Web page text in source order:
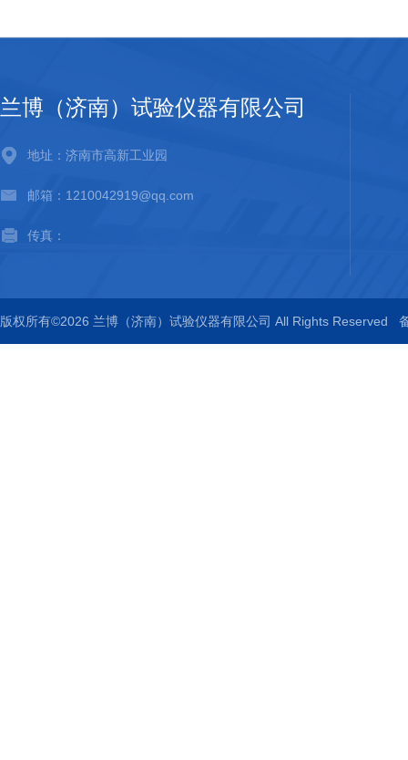
兰博（济南）试验仪器有限公司
地址：济南市高新工业园
邮箱：1210042919@qq.com
传真：
版权所有©2026 兰博（济南）试验仪器有限公司 All Rights Reserved